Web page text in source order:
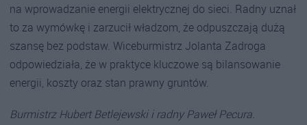
na wprowadzanie energii elektrycznej do sieci. Radny uznał
to za wymówkę i zarzucił władzom, że odpuszczają dużą
szansę bez podstaw. Wiceburmistrz Jolanta Zadroga
odpowiedziała, że w praktyce kluczowe są bilansowanie
energii, koszty oraz stan prawny gruntów.
Burmistrz Hubert Betlejewski i radny Paweł Pecura.